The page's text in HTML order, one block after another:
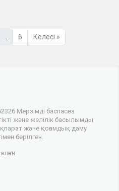
6 Келесі »
Мерзімді баспасөз
және желілік басылымды
және қоғамдық даму
берілген.